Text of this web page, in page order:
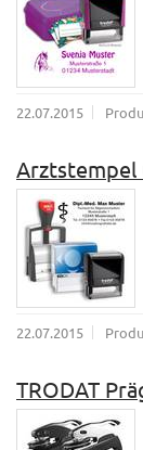
22.07.2015
Arztstempel
22.07.2015
TRODAT